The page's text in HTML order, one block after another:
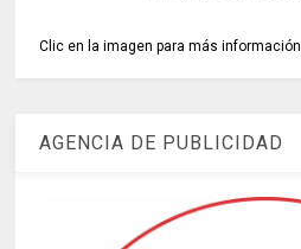
Clic en la imagen para más información
AGENCIA DE PUBLICIDAD